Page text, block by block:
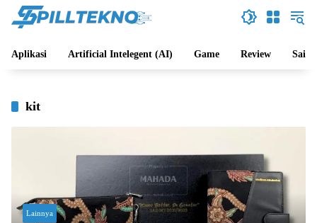
Aplikasi Artificial Intelegent (AI) Game Review Sains
kit
Lainnya